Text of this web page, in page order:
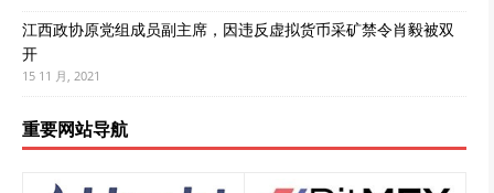
江西政协原党组成员副主席，因违反虚拟货币采矿禁令肖毅被双
开
15 11 月, 2021
重要网站导航